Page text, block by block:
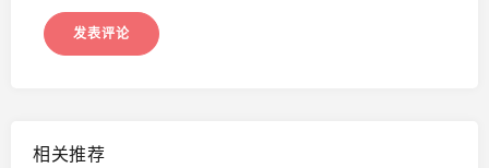
相关推荐